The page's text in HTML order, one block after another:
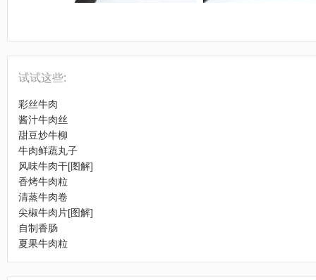
试试这些:
彩丝牛肉
酱汁牛肉丝
甜豆炒牛柳
牛肉鲜蔬丸子
风味牛肉干[图解]
香烤牛肉粒
清蒸牛肉卷
尖椒牛肉片[图解]
自制香肠
夏果牛肉粒